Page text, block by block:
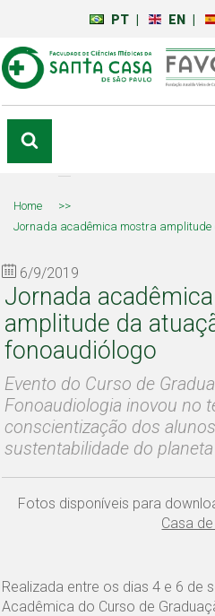
PT EN
Home
>>
Jornada acadêmica mostra amplitude
6/9/2019
Jornada
amplitude da
fonoaudiólogo
Evento do Curso de
Fonoaudiologia inovou no
conscientização dos
sustentabilidade do planeta
Fotos disponíveis para
Casa
Realizada entre os dias 4 e 6 de
Acadêmica do Curso de